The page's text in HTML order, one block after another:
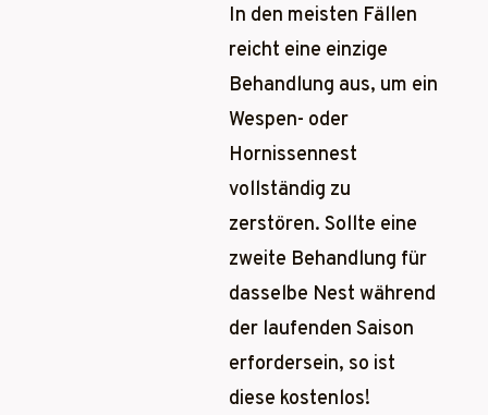
In den meisten Fällen
reicht eine einzige
Behandlung aus, um ein
Wespen- oder
Hornissennest
vollständig zu
zerstören. Sollte eine
zweite Behandlung für
dasselbe Nest während
der laufenden Saison
erfordersein, so ist
diese kostenlos!